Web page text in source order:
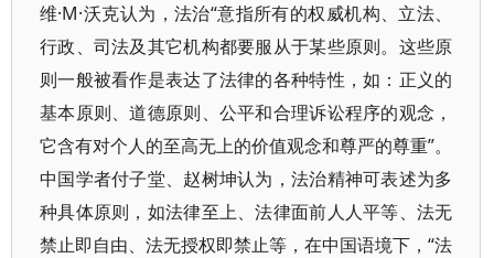
维·M·沃克认为，法治“意指所有的权威机构、立法、
行政、司法及其它机构都要服从于某些原则。这些原
则一般被看作是表达了法律的各种特性，如：正义的
基本原则、道德原则、公平和合理诉讼程序的观念，
它含有对个人的至高无上的价值观念和尊严的尊重”。
中国学者付子堂、赵树坤认为，法治精神可表述为多
种具体原则，如法律至上、法律面前人人平等、法无
禁止即自由、法无授权即禁止等，在中国语境下，“法